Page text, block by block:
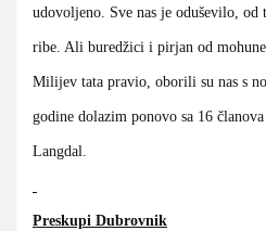
udovoljeno. Sve nas je oduševilo, od
ribe. Ali buredžici i pirjan od
Milijev tata pravio, oborili su nas s
godine dolazim ponovo sa 16
Langdal.
Preskupi Dubrovnik